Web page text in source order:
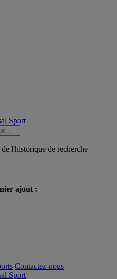
l'historique de recherche
ajout :
Contactez-nous